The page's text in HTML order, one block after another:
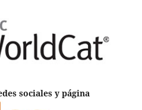
sociales y página